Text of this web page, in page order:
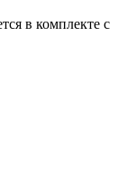
в комплекте с